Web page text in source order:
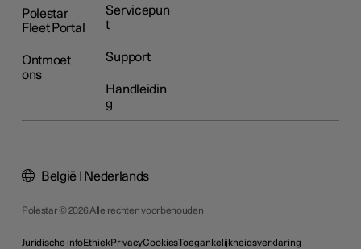
Polestar
Fleet Portal
Ontmoet
ons
Servicepun
t
Support
Handleidin
g
Polestar © 2026 Alle rechten voorbehouden
Juridische infoEthiekPrivacyCookiesToegankelijkheidsverklaring
België | Nederlands